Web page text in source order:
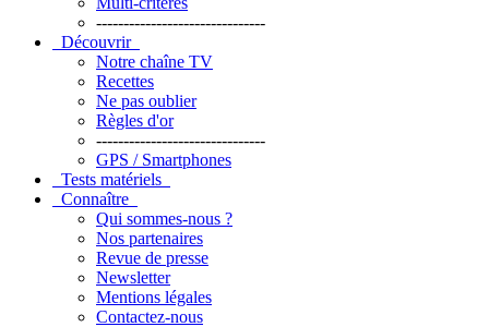
-------------------------------
Découvrir
Notre chaîne TV
Recettes
Ne pas oublier
Règles d'or
-------------------------------
GPS / Smartphones
Tests matériels
Connaître
Qui sommes-nous ?
Nos partenaires
Revue de presse
Newsletter
Mentions légales
Contactez-nous